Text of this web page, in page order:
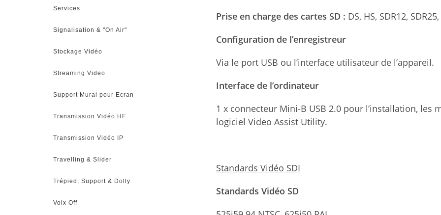
Prise en charge des cartes SD : DS, HS, SDR12,
Configuration de l’enregistreur
Via le port USB ou l’interface utilisateur de l’appareil.
Interface de l’ordinateur
1 x connecteur Mini-B USB 2.0 pour l’installation,
logiciel Video Assist Utility.
Standards Vidéo SDI
Standards Vidéo SD
Services
Signalisation & "On Air"
Stockage Vidéo
Streaming Video
Support Mural pour Ecran
Transmission Vidéo HF
Transmission Vidéo IP
Travelling & Slider
Trépied, Support & Dolly
Voix Off